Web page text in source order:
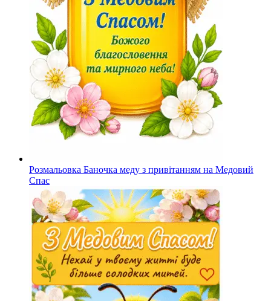
Розмальовка Баночка меду з привітанням на Медовий
Спас